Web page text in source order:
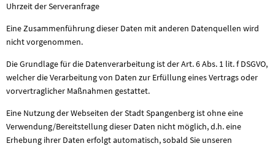
Uhrzeit der Serveranfrage
Eine Zusammenführung dieser Daten mit anderen Datenquellen wird
nicht vorgenommen.
Die Grundlage für die Datenverarbeitung ist der Art. 6 Abs. 1 lit. f DSGVO,
welcher die Verarbeitung von Daten zur Erfüllung eines Vertrags oder
vorvertraglicher Maßnahmen gestattet.
Eine Nutzung der Webseiten der Stadt Spangenberg ist ohne eine
Verwendung/Bereitstellung dieser Daten nicht möglich, d.h. eine
Erhebung ihrer Daten erfolgt automatisch, sobald Sie unseren